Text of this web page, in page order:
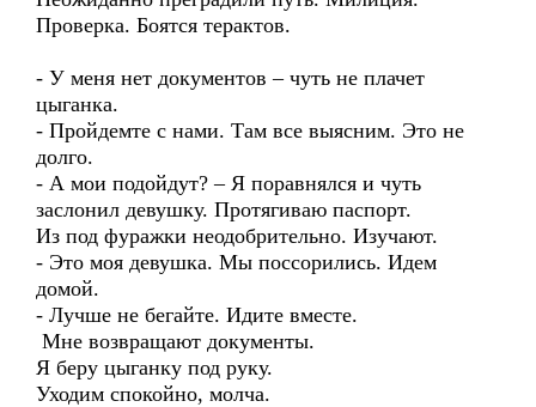
Проверка. Боятся терактов.
- У меня нет документов – чуть не плачет
цыганка.
- Пройдемте с нами. Там все выясним. Это не
долго.
- А мои подойдут? – Я поравнялся и чуть
заслонил девушку. Протягиваю паспорт.
Из под фуражки неодобрительно. Изучают.
- Это моя девушка. Мы поссорились. Идем
домой.
- Лучше не бегайте. Идите вместе.
Мне возвращают документы.
Я беру цыганку под руку.
Уходим спокойно, молча.